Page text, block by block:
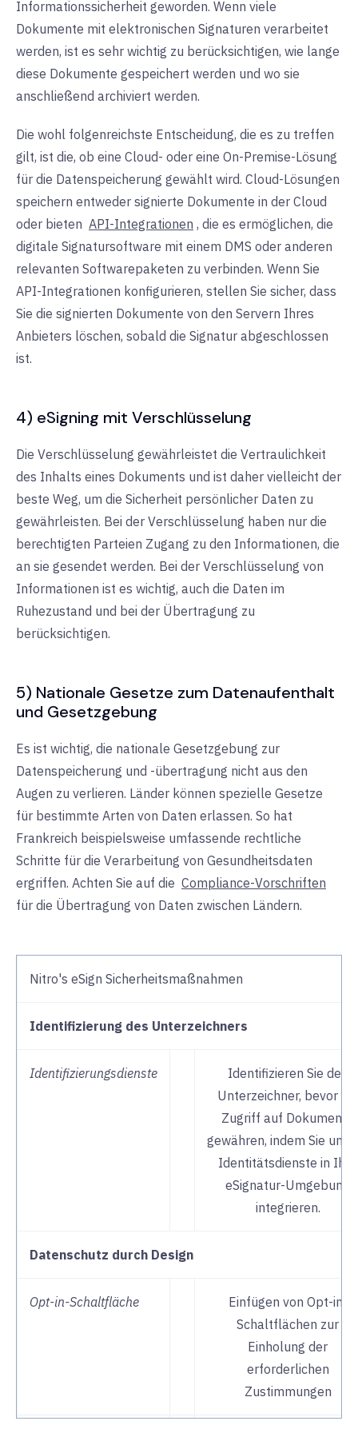
Informationssicherheit geworden. Wenn viele
Dokumente mit elektronischen Signaturen verarbeitet
werden, ist es sehr wichtig zu berücksichtigen, wie lange
diese Dokumente gespeichert werden und wo sie
anschließend archiviert werden.
Die wohl folgenreichste Entscheidung, die es zu treffen
gilt, ist die, ob eine Cloud- oder eine On-Premise-Lösung
für die Datenspeicherung gewählt wird. Cloud-Lösungen
speichern entweder signierte Dokumente in der Cloud
oder bieten API-Integrationen , die es ermöglichen, die
digitale Signatursoftware mit einem DMS oder anderen
relevanten Softwarepaketen zu verbinden. Wenn Sie
API-Integrationen konfigurieren, stellen Sie sicher, dass
Sie die signierten Dokumente von den Servern Ihres
Anbieters löschen, sobald die Signatur abgeschlossen
ist.
4) eSigning mit Verschlüsselung
Die Verschlüsselung gewährleistet die Vertraulichkeit
des Inhalts eines Dokuments und ist daher vielleicht der
beste Weg, um die Sicherheit persönlicher Daten zu
gewährleisten. Bei der Verschlüsselung haben nur die
berechtigten Parteien Zugang zu den Informationen, die
an sie gesendet werden. Bei der Verschlüsselung von
Informationen ist es wichtig, auch die Daten im
Ruhezustand und bei der Übertragung zu
berücksichtigen.
5) Nationale Gesetze zum Datenaufenthalt
und Gesetzgebung
Es ist wichtig, die nationale Gesetzgebung zur
Datenspeicherung und -übertragung nicht aus den
Augen zu verlieren. Länder können spezielle Gesetze
für bestimmte Arten von Daten erlassen. So hat
Frankreich beispielsweise umfassende rechtliche
Schritte für die Verarbeitung von Gesundheitsdaten
ergriffen. Achten Sie auf die Compliance-Vorschriften
für die Übertragung von Daten zwischen Ländern.
Nitro's eSign Sicherheitsmaßnahmen
Identifizierung des Unterzeichners
Identifizierungsdienste
Identifizieren Sie den
Unterzeichner, bevor Sie
Zugriff auf Dokumente
gewähren, indem Sie
Identitätsdienste in Ihre
eSignatur-Umgebung
integrieren.
Datenschutz durch Design
Opt-in-Schaltfläche
Einfügen von Opt-in-
Schaltflächen zur
Einholung der
erforderlichen
Zustimmungen